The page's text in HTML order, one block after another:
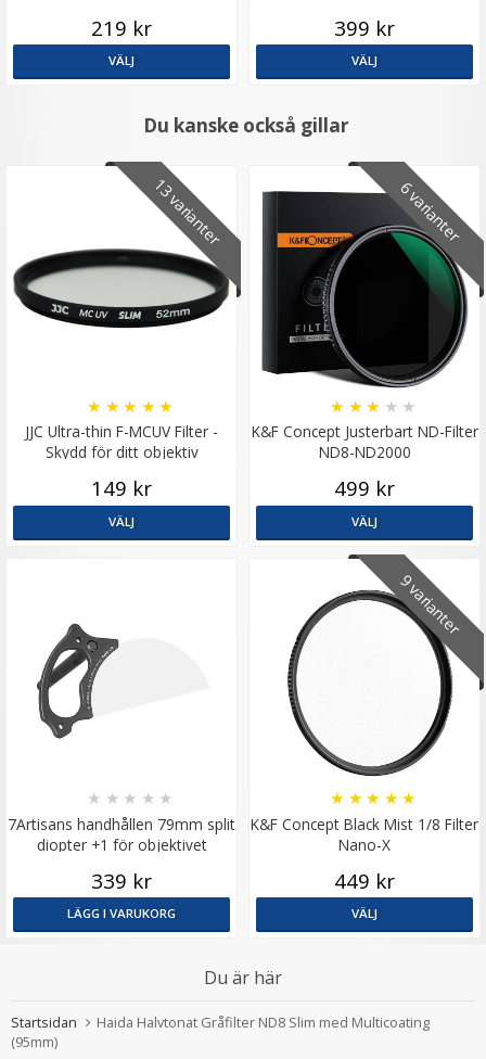
219 kr
VÄLJ
399 kr
VÄLJ
Du kanske också gillar
13 varianter
JJC Ultra-thin F-MCUV Filter -
Skydd för ditt objektiv
★ ★ ★ ★ ★
149 kr
VÄLJ
6 varianter
K&F Concept Justerbart ND-Filter
ND8-ND2000
★ ★ ★ ★ ★
499 kr
VÄLJ
7Artisans handhållen 79mm split
diopter +1 för objektivet
★ ★ ★ ★ ★
339 kr
LÄGG I VARUKORG
9 varianter
K&F Concept Black Mist 1/8 Filter
Nano-X
★ ★ ★ ★ ★
449 kr
VÄLJ
Du är här
Startsidan
Haida Halvtonat Gråfilter ND8 Slim med Multicoating
(95mm)